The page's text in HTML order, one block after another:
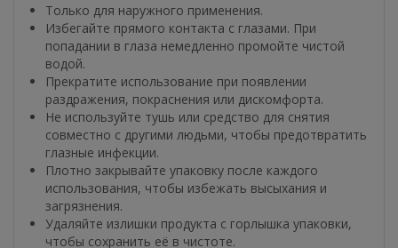
Только для наружного применения.
Избегайте прямого контакта с глазами. При
попадании в глаза немедленно промойте чистой
водой.
Прекратите использование при появлении
раздражения, покраснения или дискомфорта.
Не используйте тушь или средство для снятия
совместно с другими людьми, чтобы предотвратить
глазные инфекции.
Плотно закрывайте упаковку после каждого
использования, чтобы избежать высыхания и
загрязнения.
Удаляйте излишки продукта с горлышка упаковки,
чтобы сохранить её в чистоте.